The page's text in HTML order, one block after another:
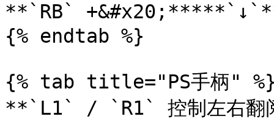
**`RB`
{% endtab %}
{% tab title="PS手柄"
**`L1` / `R1` 控制左右翻